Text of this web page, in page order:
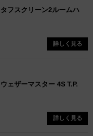
フスクリーン2ルームハ
詳しく見る
ェザーマスター 4S T.P.
詳しく見る